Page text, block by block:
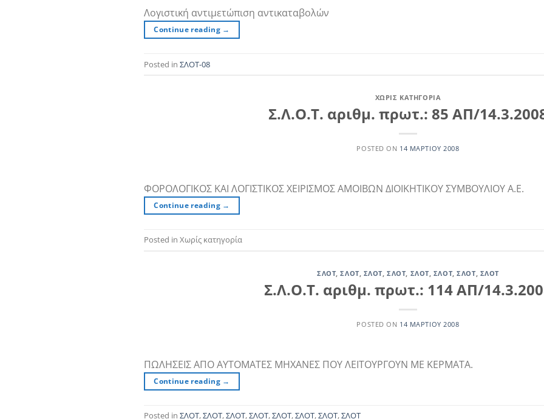
Λογιστική αντιμετώπιση αντικαταβολών
Continue reading →
Posted in ΣΛΟΤ-08
ΧΩΡΊΣ ΚΑΤΗΓΟΡΊΑ
Σ.Λ.Ο.Τ. αριθμ. πρωτ.: 85 ΑΠ/
POSTED ON 14 ΜΑΡΤΊΟΥ 2008
ΦΟΡΟΛΟΓΙΚΟΣ ΚΑΙ ΛΟΓΙΣΤΙΚΟΣ ΧΕΙΡΙΣΜΟΣ ΑΜΟΙΒΩΝ ΔΙΟΙΚΗΤΙΚΟΥ ΣΥΜΒΟΥΛΙΟΥ Α.Ε.
Continue reading →
Posted in Χωρίς κατηγορία
ΣΛΟΤ,ΣΛΟΤ, ΣΛΟΤ ,ΣΛΟΤ, ΣΛΟΤ, ΣΛΟΤ,ΣΛΟΤ, ΣΛΟΤ
Σ.Λ.Ο.Τ. αριθμ. πρωτ.: 114 ΑΠ/
POSTED ON 14 ΜΑΡΤΊΟΥ 2008
ΠΩΛΗΣΕΙΣ ΑΠΟ ΑΥΤΟΜΑΤΕΣ ΜΗΧΑΝΕΣ ΠΟΥ ΛΕΙΤΟΥΡΓΟΥΝ ΜΕ ΚΕΡΜΑΤΑ.
Continue reading →
Posted in ΣΛΟΤ,ΣΛΟΤ,ΣΛΟΤ,ΣΛΟΤ,ΣΛΟΤ,ΣΛΟΤ,ΣΛΟΤ,ΣΛΟΤ